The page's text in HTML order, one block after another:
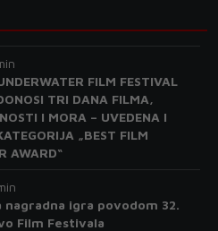
FILM FESTIVAL
TRI DANA FILMA,
I MORA – UVEDENA I
„BEST FILM
AWARD“
nagradna igra povodom 32.
Film Festivala